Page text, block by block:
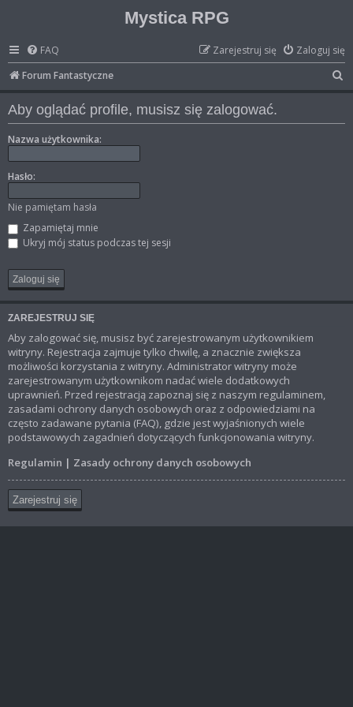
Mystica RPG
FAQ Zaloguj się
Zarejestruj się
Forum Fantastyczne
z
Aby oglądać profile, musisz się zalogować.
Nazwa użytkownika:
Hasło:
Nie pamiętam hasła
Zapamiętaj mnie
Ukryj mój status podczas tej sesji
ZAREJESTRUJ SIĘ
Aby zalogować się, musisz być zarejestrowanym użytkownikiem
witryny. Rejestracja zajmuje tylko chwilę, a znacznie zwiększa
możliwości korzystania z witryny. Administrator witryny może
zarejestrowanym użytkownikom nadać wiele dodatkowych
uprawnień. Przed rejestracją zapoznaj się z naszym regulaminem,
zasadami ochrony danych osobowych oraz z odpowiedziami na
często zadawane pytania (FAQ), gdzie jest wyjaśnionych wiele
podstawowych zagadnień dotyczących funkcjonowania witryny.
Regulamin | Zasady ochrony danych osobowych
Zarejestruj się